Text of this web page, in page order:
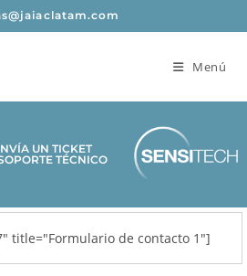
Menú
UN TICKET
TÉCNICO
title="Formulario de contacto 1"]